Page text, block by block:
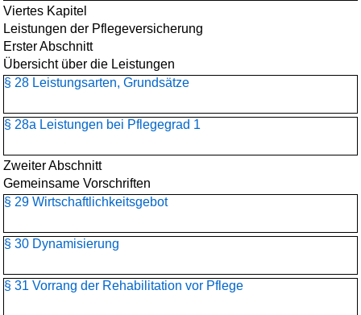
Viertes Kapitel
Leistungen der Pflegeversicherung
Erster Abschnitt
Übersicht über die Leistungen
§ 28 Leistungsarten, Grundsätze
§ 28a Leistungen bei Pflegegrad 1
Zweiter Abschnitt
Gemeinsame Vorschriften
§ 29 Wirtschaftlichkeitsgebot
§ 30 Dynamisierung
§ 31 Vorrang der Rehabilitation vor Pflege